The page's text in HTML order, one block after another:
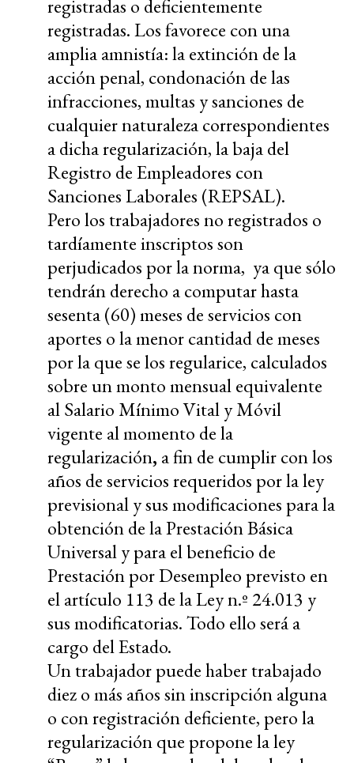
registradas o deficientemente
registradas. Los favorece con una
amplia amnistía: la extinción de la
acción penal, condonación de las
infracciones, multas y sanciones de
cualquier naturaleza correspondientes
a dicha regularización, la baja del
Registro de Empleadores con
Sanciones Laborales (REPSAL).
Pero los trabajadores no registrados o
tardíamente inscriptos son
perjudicados por la norma, ya que sólo
tendrán derecho a computar hasta
sesenta (60) meses de servicios con
aportes o la menor cantidad de meses
por la que se los regularice, calculados
sobre un monto mensual equivalente
al Salario Mínimo Vital y Móvil
vigente al momento de la
regularización, a fin de cumplir con los
años de servicios requeridos por la ley
previsional y sus modificaciones para la
obtención de la Prestación Básica
Universal y para el beneficio de
Prestación por Desempleo previsto en
el artículo 113 de la Ley n.º 24.013 y
sus modificatorias. Todo ello será a
cargo del Estado.
Un trabajador puede haber trabajado
diez o más años sin inscripción alguna
o con registración deficiente, pero la
regularización que propone la ley